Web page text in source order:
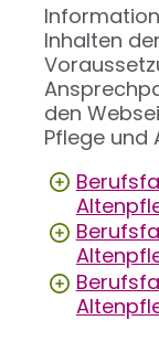
Inhalten
den
Pflege und